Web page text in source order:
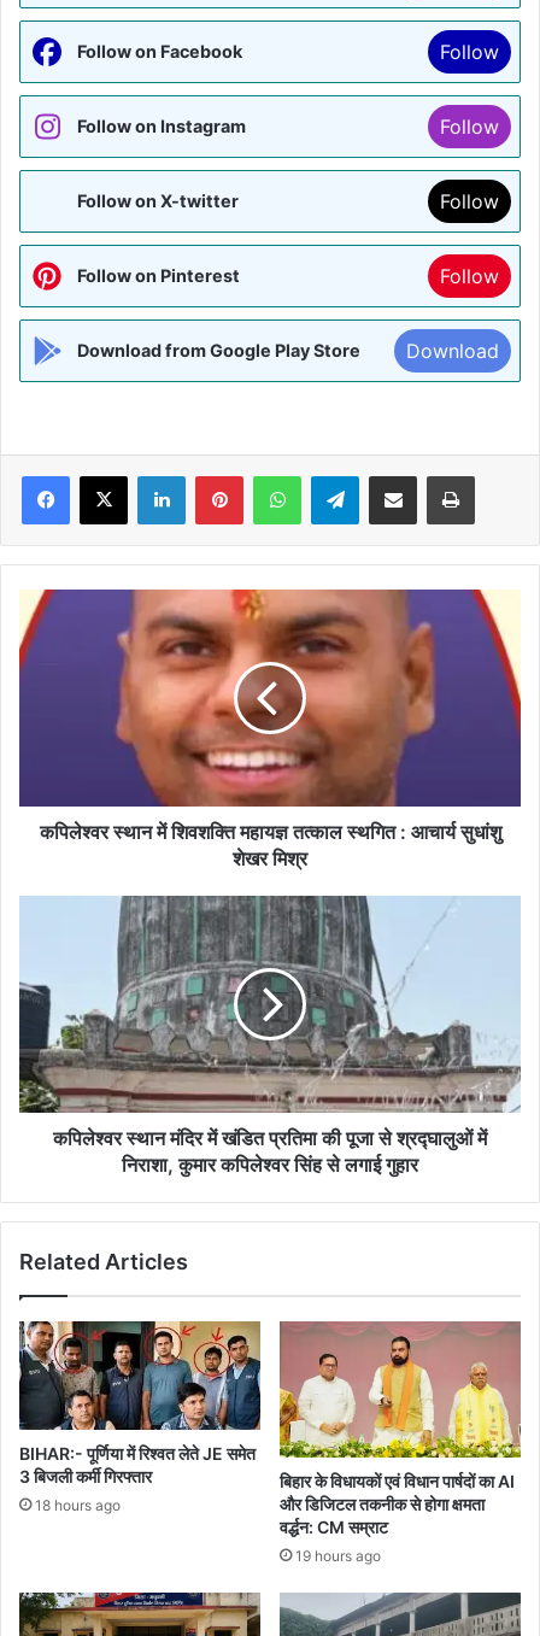
Follow on Facebook Follow
Follow on Instagram Follow
Follow on X-twitter Follow
Follow on Pinterest Follow
Download from Google Play Store Download
Facebook
X LinkedInPinterestWhatsAppTelegramShare via Email Print
कपिलेश्वर
स्थान
में
शिवशक्ति
आचार्य
सुधांशुकपिलेश्वर स्थान में शिवशक्ति महायज्ञ तत्काल स्थगित : आचार्य सुधांशु
शेखर मिश्र
में
खंडित
प्रतिमा
की
पूजा
से
श्रद्घालुओं
सिंह
गुहार
कपिलेश्वर स्थान मंदिर में खंडित प्रतिमा की पूजा से श्रद्घालुओं में
निराशा, कुमार कपिलेश्वर सिंह से लगाई गुहार
Related Articles
BIHAR:- पूर्णिया में रिश्वत लेते JE समेत
3 बिजली कर्मी गिरफ्तार
18 hours ago
बिहार के विधायकों एवं विधान पार्षदों का AI
और डिजिटल तकनीक से होगा क्षमता
वर्द्धन: CM सम्राट
19 hours ago